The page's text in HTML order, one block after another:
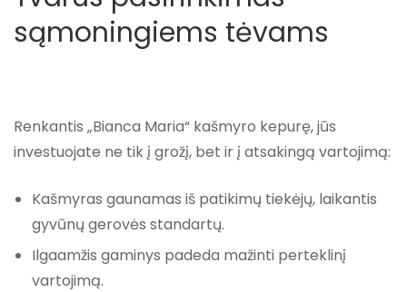
sąmoningiems tėvams
Renkantis „Bianca Maria“ kašmyro kepurę, jūs
investuojate ne tik į grožį, bet ir į atsakingą vartojimą:
Kašmyras gaunamas iš patikimų tiekėjų, laikantis
gyvūnų gerovės standartų.
Ilgaamžis gaminys padeda mažinti perteklinį
vartojimą.